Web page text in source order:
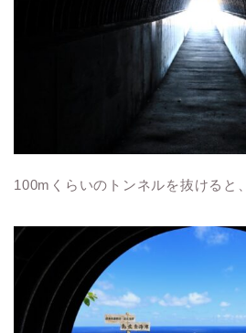
100mくらいのトンネルを抜けると、